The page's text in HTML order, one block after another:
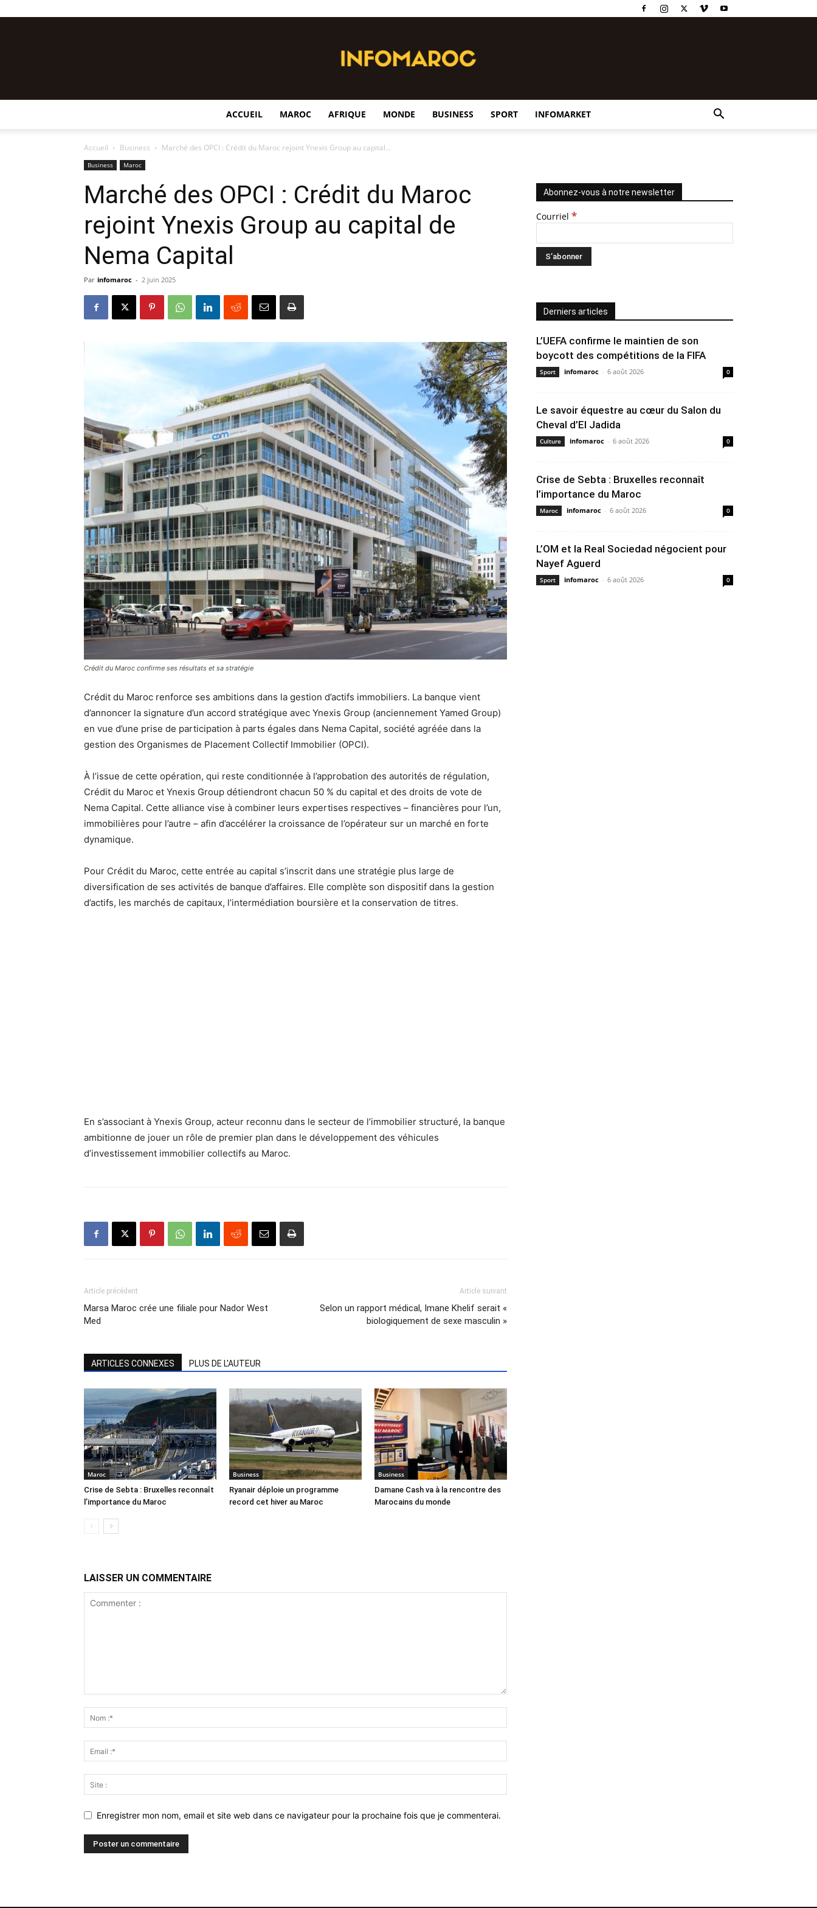
ACCUEIL MAROC AFRIQUE MONDE BUSINESS SPORT INFOMARKET
Accueil Business Marché des OPCI : Crédit du Maroc rejoint Ynexis Group au capital...
Business Maroc
Marché des OPCI : Crédit du Maroc
rejoint Ynexis Group au capital de
Nema Capital
Par infomaroc - 2 juin 2025
Crédit du Maroc confirme ses résultats et sa stratégie
Crédit du Maroc renforce ses ambitions dans la gestion d’actifs immobiliers. La banque vient
d’annoncer la signature d’un accord stratégique avec Ynexis Group (anciennement Yamed Group)
en vue d’une prise de participation à parts égales dans Nema Capital, société agréée dans la
gestion des Organismes de Placement Collectif Immobilier (OPCI).
À l’issue de cette opération, qui reste conditionnée à l’approbation des autorités de régulation,
Crédit du Maroc et Ynexis Group détiendront chacun 50 % du capital et des droits de vote de
Nema Capital. Cette alliance vise à combiner leurs expertises respectives – financières pour l’un,
immobilières pour l’autre – afin d’accélérer la croissance de l’opérateur sur un marché en forte
dynamique.
Pour Crédit du Maroc, cette entrée au capital s’inscrit dans une stratégie plus large de
diversification de ses activités de banque d’affaires. Elle complète son dispositif dans la gestion
d’actifs, les marchés de capitaux, l’intermédiation boursière et la conservation de titres.
En s’associant à Ynexis Group, acteur reconnu dans le secteur de l’immobilier structuré, la banque
ambitionne de jouer un rôle de premier plan dans le développement des véhicules
d’investissement immobilier collectifs au Maroc.
Article précédent
Marsa Maroc crée une filiale pour Nador West
Med
Article suivant
Selon un rapport médical, Imane Khelif serait «
biologiquement de sexe masculin »
ARTICLES CONNEXES PLUS DE L'AUTEUR
Maroc
Crise de Sebta : Bruxelles reconnaît
l’importance du Maroc
Business
Ryanair déploie un programme
record cet hiver au Maroc
Business
Damane Cash va à la rencontre des
Marocains du monde
LAISSER UN COMMENTAIRE
Enregistrer mon nom, email et site web dans ce navigateur pour la prochaine fois que je commenterai.
Abonnez-vous à notre newsletter
Courriel *
Derniers articles
L’UEFA confirme le maintien de son
boycott des compétitions de la FIFA
Sport infomaroc - 6 août 2026 0
Le savoir équestre au cœur du Salon du
Cheval d’El Jadida
Culture infomaroc - 6 août 2026 0
Crise de Sebta : Bruxelles reconnaît
l’importance du Maroc
Maroc infomaroc - 6 août 2026 0
L’OM et la Real Sociedad négocient pour
Nayef Aguerd
Sport infomaroc - 6 août 2026 0